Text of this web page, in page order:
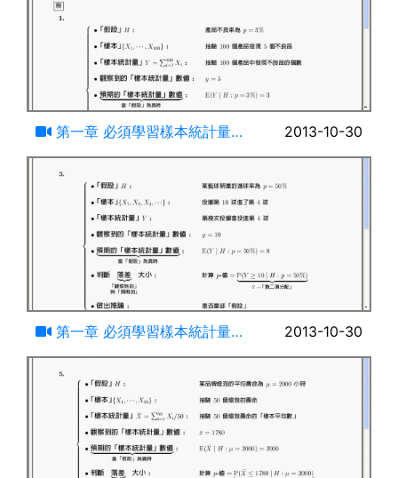
第一章 必須學習樣本統計量的
機率分配函數及期望值才能從事統
計推論(一)
2013-10-30
第一章 必須學習樣本統計量的
機率分配函數及期望值才能從事統
計推論(二)
2013-10-30